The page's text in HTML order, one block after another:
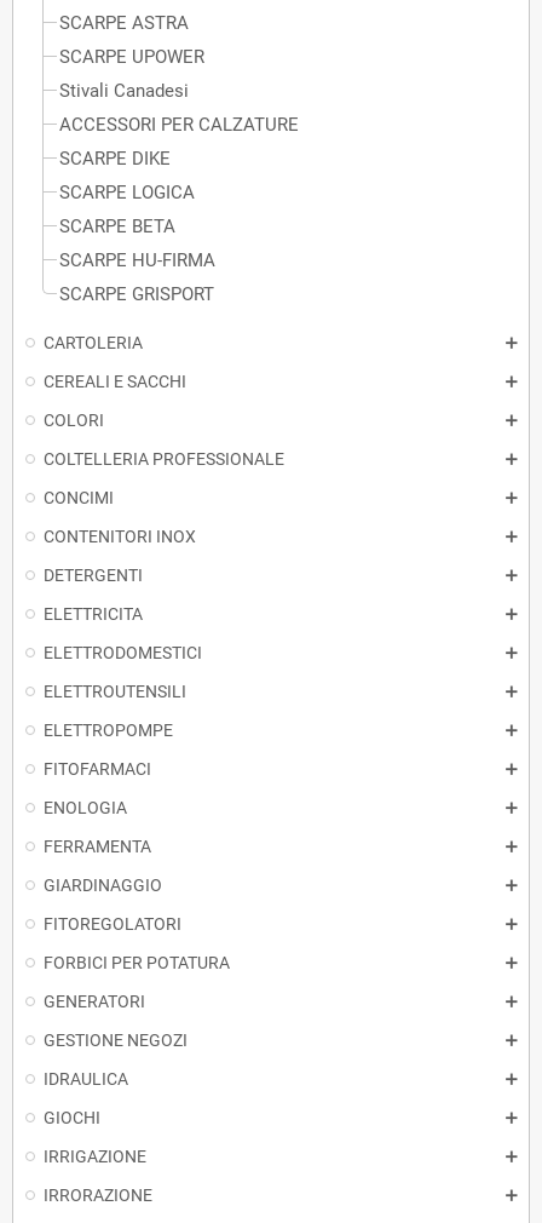
SCARPE ASTRA
SCARPE UPOWER
Stivali Canadesi
ACCESSORI PER CALZATURE
SCARPE DIKE
SCARPE LOGICA
SCARPE BETA
SCARPE HU-FIRMA
SCARPE GRISPORT
CARTOLERIA
CEREALI E SACCHI
COLORI
COLTELLERIA PROFESSIONALE
CONCIMI
CONTENITORI INOX
DETERGENTI
ELETTRICITA
ELETTRODOMESTICI
ELETTROUTENSILI
ELETTROPOMPE
FITOFARMACI
ENOLOGIA
FERRAMENTA
GIARDINAGGIO
FITOREGOLATORI
FORBICI PER POTATURA
GENERATORI
GESTIONE NEGOZI
IDRAULICA
GIOCHI
IRRIGAZIONE
IRRORAZIONE